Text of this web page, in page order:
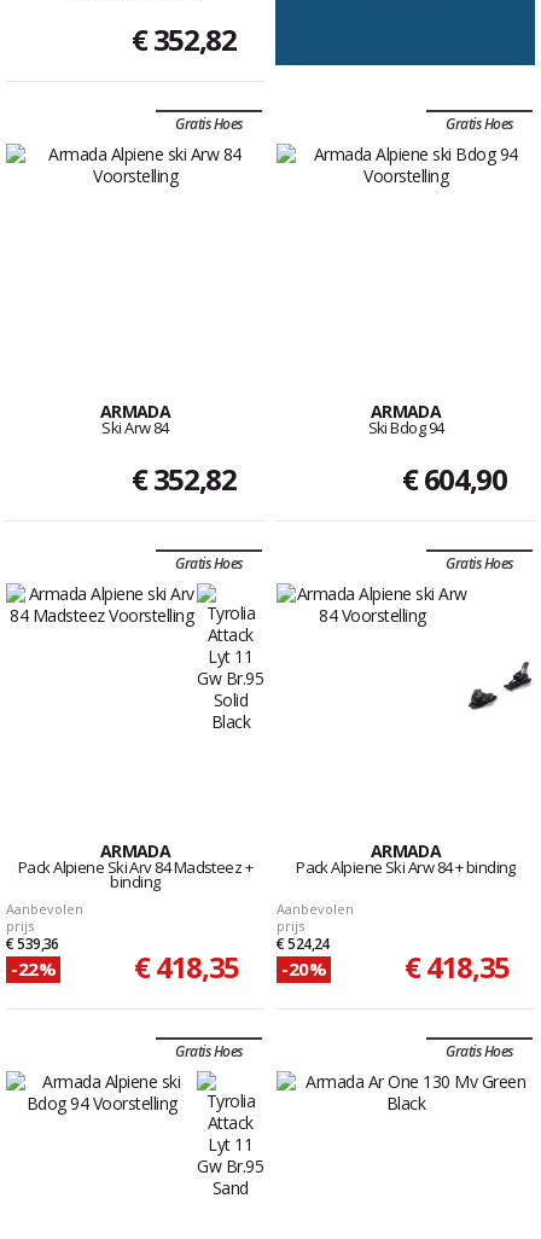
€ 352,82
Gratis Hoes
ARMADA
Ski Arw 84
€ 352,82
Gratis Hoes
ARMADA
Ski Bdog 94
€ 604,90
Gratis Hoes
ARMADA
Pack Alpiene Ski Arv 84 Madsteez +
binding
Aanbevolen
prijs
€ 539,36
-22% € 418,35
Gratis Hoes
ARMADA
Pack Alpiene Ski Arw 84 + binding
Aanbevolen
prijs
€ 524,24
-20% € 418,35
Gratis Hoes Gratis Hoes